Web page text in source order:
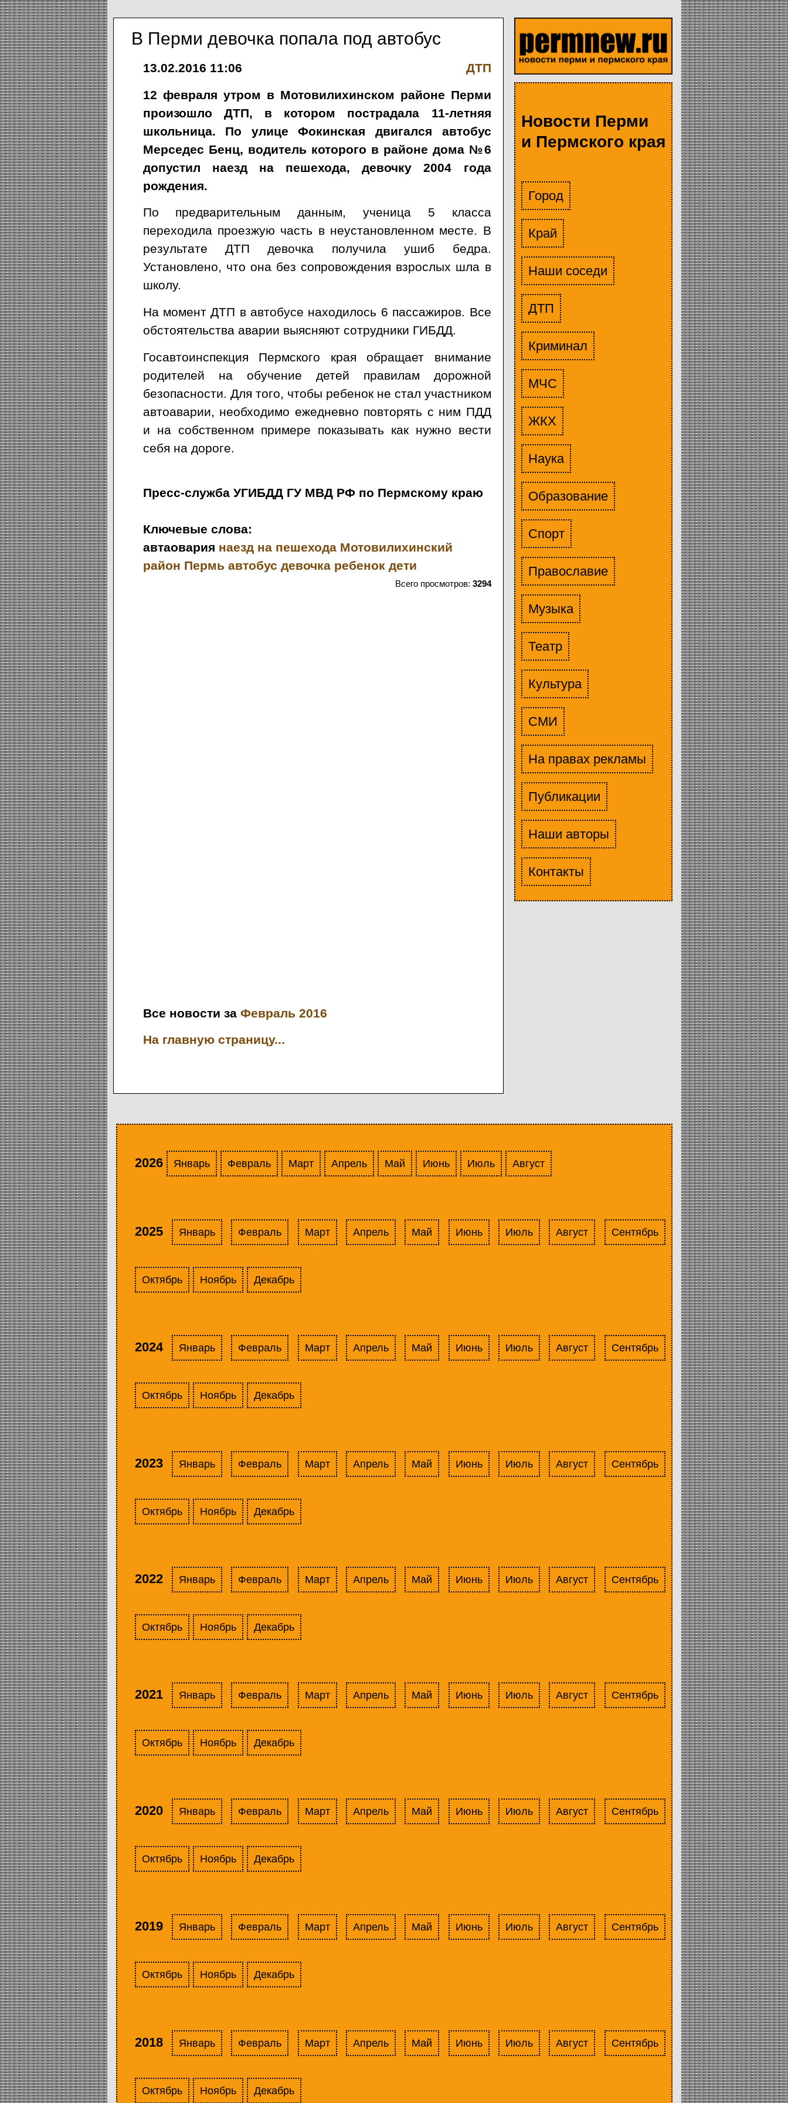
Новости Перми
и Пермского края
Город
Край
Наши соседи
ДТП
Криминал
МЧС
ЖКХ
Наука
Образование
Спорт
Православие
Музыка
Театр
Культура
СМИ
На правах рекламы
Публикации
Наши авторы
Контакты
В Перми девочка попала под автобус
ДТП
13.02.2016 11:06
12 февраля утром в Мотовилихинском районе Перми
произошло ДТП, в котором пострадала 11-летняя
школьница. По улице Фокинская двигался автобус
Мерседес Бенц, водитель которого в районе дома №6
допустил наезд на пешехода, девочку 2004 года
рождения.
По предварительным данным, ученица 5 класса
переходила проезжую часть в неустановленном месте. В
результате ДТП девочка получила ушиб бедра.
Установлено, что она без сопровождения взрослых шла в
школу.
На момент ДТП в автобусе находилось 6 пассажиров. Все
обстоятельства аварии выясняют сотрудники ГИБДД.
Госавтоинспекция Пермского края обращает внимание
родителей на обучение детей правилам дорожной
безопасности. Для того, чтобы ребенок не стал участником
автоаварии, необходимо ежедневно повторять с ним ПДД
и на собственном примере показывать как нужно вести
себя на дороге.
Пресс-служба УГИБДД ГУ МВД РФ по Пермскому краю
Ключевые слова:
автаовария наезд на пешехода Мотовилихинский
район Пермь автобус девочка ребенок дети
Всего просмотров: 3294
Все новости за Февраль 2016
На главную страницу...
2026 Январь Февраль Март Апрель Май Июнь Июль Август
2025 Январь Февраль Март Апрель Май Июнь Июль Август Сентябрь
Октябрь Ноябрь Декабрь
2024 Январь Февраль Март Апрель Май Июнь Июль Август Сентябрь
Октябрь Ноябрь Декабрь
2023 Январь Февраль Март Апрель Май Июнь Июль Август Сентябрь
Октябрь Ноябрь Декабрь
2022 Январь Февраль Март Апрель Май Июнь Июль Август Сентябрь
Октябрь Ноябрь Декабрь
2021 Январь Февраль Март Апрель Май Июнь Июль Август Сентябрь
Октябрь Ноябрь Декабрь
2020 Январь Февраль Март Апрель Май Июнь Июль Август Сентябрь
Октябрь Ноябрь Декабрь
2019 Январь Февраль Март Апрель Май Июнь Июль Август Сентябрь
Октябрь Ноябрь Декабрь
2018 Январь Февраль Март Апрель Май Июнь Июль Август Сентябрь
Октябрь Ноябрь Декабрь